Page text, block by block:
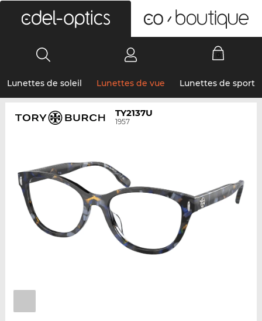
Lunettes de soleil Lunettes de vue Lunettes de sport
TY2137U
1957